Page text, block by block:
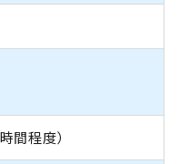
間程度）